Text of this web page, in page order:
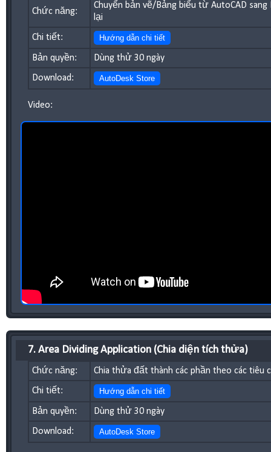
Chức năng:
Chuyển bản vẽ/Bảng biểu từ AutoCAD sang
lại
Chi tiết: Hướng dẫn chi tiết
Bản quyền: Dùng thử 30 ngày
Download: AutoDesk Store
Video:
7. Area Dividing Application (Chia diện tích thửa)
Chức năng: Chia thửa đất thành các phần theo các tiêu
Chi tiết: Hướng dẫn chi tiết
Bản quyền: Dùng thử 30 ngày
Download: AutoDesk Store